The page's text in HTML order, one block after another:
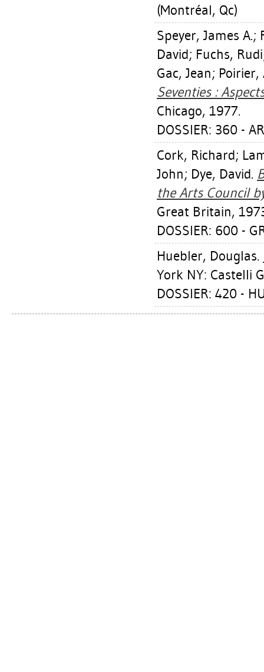
(Montréal, Qc)
Speyer, James A.;
David; Fuchs, Rudi
Gac, Jean; Poirier,
Seventies :
Chicago, 1977.
DOSSIER: 360 -
Cork, Richard;
John; Dye, David.
the Arts Council
Great Britain,
DOSSIER: 600 -
Huebler, Douglas.
York NY: Castelli
DOSSIER: 420 -